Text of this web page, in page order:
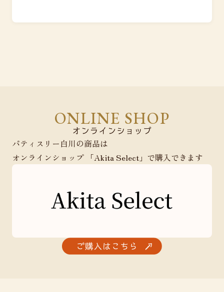
ONLINE SHOP
パティスリー白川の商品は
オンラインショップ 「Akita Select」で購入できます